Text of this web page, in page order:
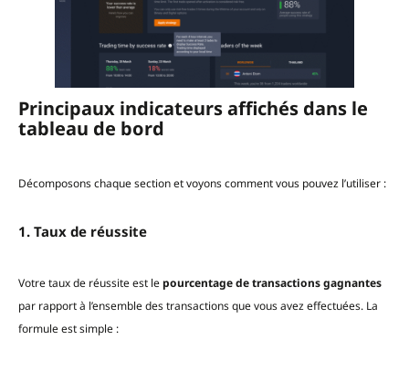
Principaux indicateurs affichés dans le
tableau de bord
Décomposons chaque section et voyons comment vous pouvez l’utiliser :
1. Taux de réussite
Votre taux de réussite est lepourcentage de transactions gagnantes
par rapport à l’ensemble des transactions que vous avez effectuées. La
formule est simple :